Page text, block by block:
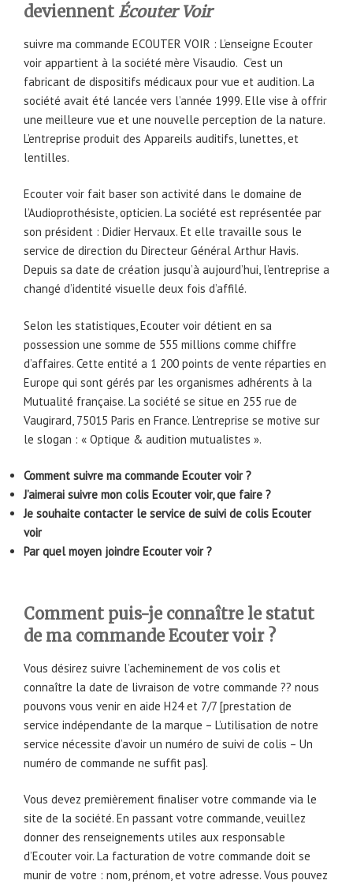
deviennent Écouter Voir
suivre ma commande ECOUTER VOIR : L’enseigne Ecouter
voir appartient à la société mère Visaudio. C’est un
fabricant de dispositifs médicaux pour vue et audition. La
société avait été lancée vers l’année 1999. Elle vise à offrir
une meilleure vue et une nouvelle perception de la nature.
L’entreprise produit des Appareils auditifs, lunettes, et
lentilles.
Ecouter voir fait baser son activité dans le domaine de
l’Audioprothésiste, opticien. La société est représentée par
son président : Didier Hervaux. Et elle travaille sous le
service de direction du Directeur Général Arthur Havis.
Depuis sa date de création jusqu’à aujourd’hui, l’entreprise a
changé d’identité visuelle deux fois d’affilé.
Selon les statistiques, Ecouter voir détient en sa
possession une somme de 555 millions comme chiffre
d’affaires. Cette entité a 1 200 points de vente réparties en
Europe qui sont gérés par les organismes adhérents à la
Mutualité française. La société se situe en 255 rue de
Vaugirard, 75015 Paris en France. L’entreprise se motive sur
le slogan : « Optique & audition mutualistes ».
Comment suivre ma commande Ecouter voir ?
J’aimerai suivre mon colis Ecouter voir, que faire ?
Je souhaite contacter le service de suivi de colis Ecouter
voir
Par quel moyen joindre Ecouter voir ?
Comment puis-je connaître le statut
de ma commande Ecouter voir ?
Vous désirez suivre l’acheminement de vos colis et
connaître la date de livraison de votre commande ?? nous
pouvons vous venir en aide H24 et 7/7 [prestation de
service indépendante de la marque – L’utilisation de notre
service nécessite d’avoir un numéro de suivi de colis – Un
numéro de commande ne suffit pas].
Vous devez premièrement finaliser votre commande via le
site de la société. En passant votre commande, veuillez
donner des renseignements utiles aux responsable
d’Ecouter voir. La facturation de votre commande doit se
munir de votre : nom, prénom, et votre adresse. Vous pouvez